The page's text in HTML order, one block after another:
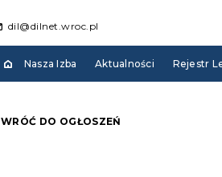
dil@dilnet.wroc.pl
Nasza Izba Aktualności Rejestr
WRÓĆ DO OGŁOSZEŃ